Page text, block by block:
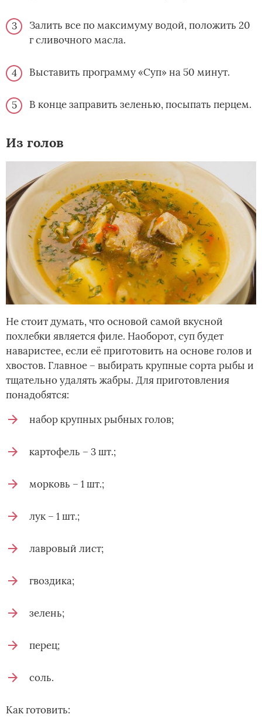
Залить все по максимуму водой, положить 20
г сливочного масла.
Выставить программу «Суп» на 50 минут.
В конце заправить зеленью, посыпать перцем.
Из голов
Не стоит думать, что основой самой вкусной
похлебки является филе. Наоборот, суп будет
наваристее, если её приготовить на основе голов и
хвостов. Главное – выбирать крупные сорта рыбы и
тщательно удалять жабры. Для приготовления
понадобятся:
набор крупных рыбных голов;
картофель – 3 шт.;
морковь – 1 шт.;
лук – 1 шт.;
лавровый лист;
гвоздика;
зелень;
перец;
соль.
Как готовить: